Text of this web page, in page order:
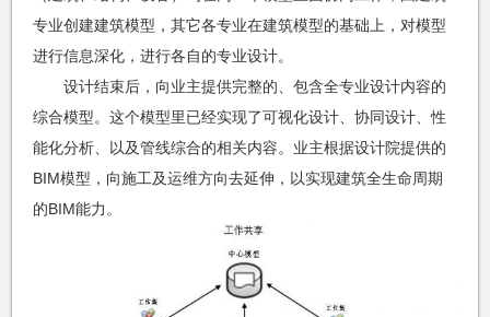
专业创建建筑模型，其它各专业在建筑模型的基础上，对模型
进行信息深化，进行各自的专业设计。
设计结束后，向业主提供完整的、包含全专业设计内容的
综合模型。这个模型里已经实现了可视化设计、协同设计、性
能化分析、以及管线综合的相关内容。业主根据设计院提供的
BIM模型，向施工及运维方向去延伸，以实现建筑全生命周期
的BIM能力。